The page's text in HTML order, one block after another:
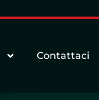
Contattaci